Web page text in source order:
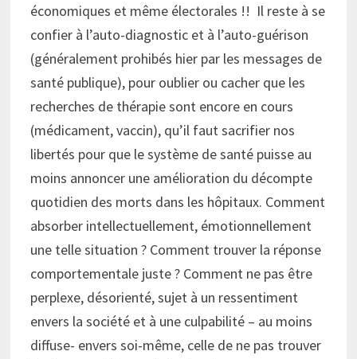
économiques et même électorales !! Il reste à se
confier à l’auto-diagnostic et à l’auto-guérison
(généralement prohibés hier par les messages de
santé publique), pour oublier ou cacher que les
recherches de thérapie sont encore en cours
(médicament, vaccin), qu’il faut sacrifier nos
libertés pour que le système de santé puisse au
moins annoncer une amélioration du décompte
quotidien des morts dans les hôpitaux. Comment
absorber intellectuellement, émotionnellement
une telle situation ? Comment trouver la réponse
comportementale juste ? Comment ne pas être
perplexe, désorienté, sujet à un ressentiment
envers la société et à une culpabilité – au moins
diffuse- envers soi-même, celle de ne pas trouver